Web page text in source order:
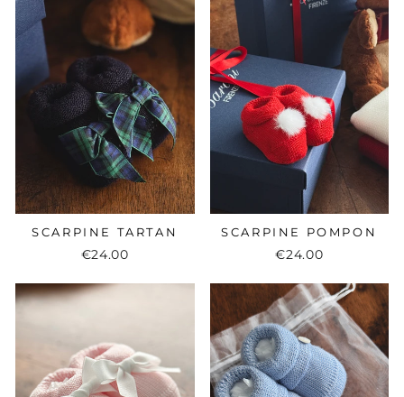
SCARPINE TARTAN
€24.00
SCARPINE POMPON
€24.00